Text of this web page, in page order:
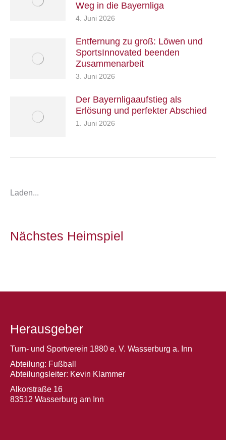
Weg in die Bayernliga
4. Juni 2026
Entfernung zu groß: Löwen und
SportsInnovated beenden
Zusammenarbeit
3. Juni 2026
Der Bayernligaaufstieg als
Erlösung und perfekter Abschied
1. Juni 2026
Laden...
Nächstes Heimspiel
Herausgeber
Turn- und Sportverein 1880 e. V. Wasserburg a. Inn
Abteilung: Fußball
Abteilungsleiter: Kevin Klammer
Alkorstraße 16
83512 Wasserburg am Inn